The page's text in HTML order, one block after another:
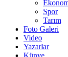
Spor
Tarım
Foto Galeri
Video
Yazarlar